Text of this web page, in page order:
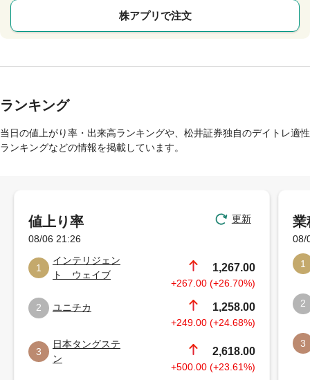
株アプリで注文
ランキング
当日の値上がり率・出来高ランキングや、松井証券独自のデイトレ適性
ランキングなどの情報を掲載しています。